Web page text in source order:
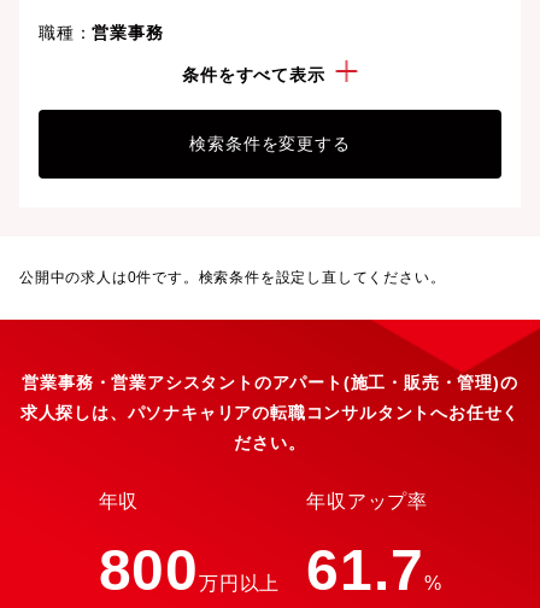
職種：営業事務
アパート(施工・販売・管理)
条件をすべて表示
検索条件を変更する
公開中の求人は0件です。検索条件を設定し直してください。
営業事務・営業アシスタントのアパート(施工・販売・管理)の
求人探しは、パソナキャリアの転職コンサルタントへお任せく
ださい。
年収
800万円以上
年収アップ率
61.7%